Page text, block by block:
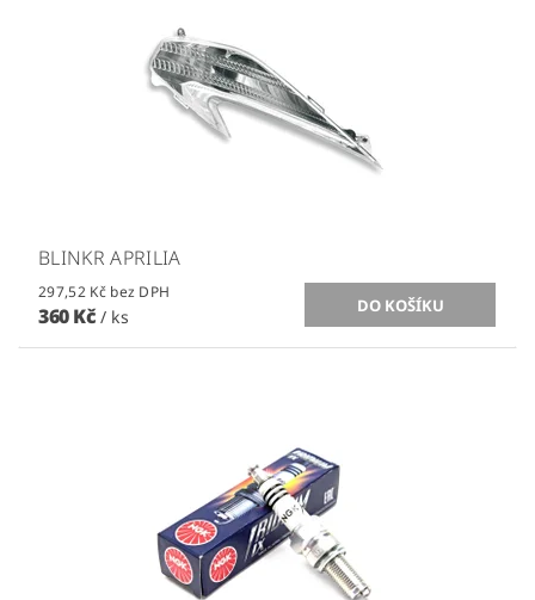
BLINKR APRILIA
297,52 Kč bez DPH
360 Kč / ks